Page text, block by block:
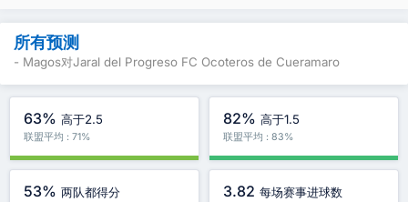
所有预测
- Magos对Jaral del Progreso FC Ocoteros de Cueramaro
63% 高于2.5
联盟平均 : 71%
82% 高于1.5
联盟平均 : 83%
53% 两队都得分 3.82 每场赛事进球数